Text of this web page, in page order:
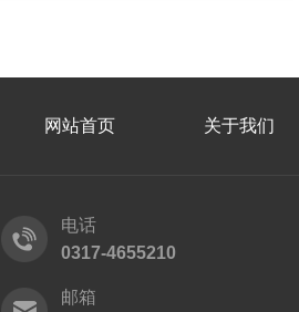
网站首页 关于我们
电话
0317-4655210
邮箱